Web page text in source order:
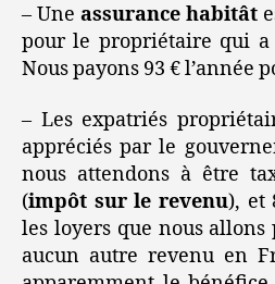
– Une assurance habitât
pour le propriétaire qui a
Nous payons 93 € l’année
– Les expatriés
appréciés par le
nous attendons à être
(impôt sur le revenu), et
les loyers que nous
aucun autre revenu en